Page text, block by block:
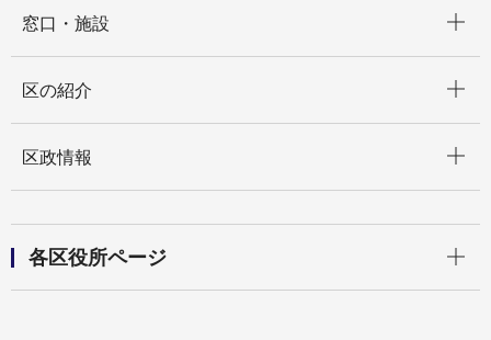
窓口・施設
区の紹介
区政情報
各区役所ページ